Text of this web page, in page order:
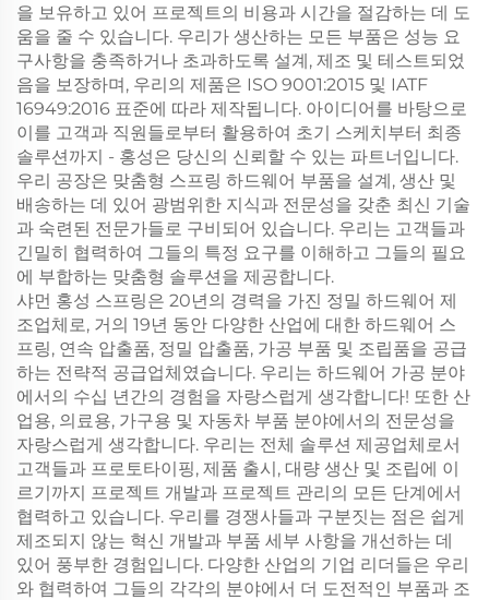
을 보유하고 있어 프로젝트의 비용과 시간을 절감하는 데 도
움을 줄 수 있습니다. 우리가 생산하는 모든 부품은 성능 요
구사항을 충족하거나 초과하도록 설계, 제조 및 테스트되었
음을 보장하며, 우리의 제품은 ISO 9001:2015 및 IATF
16949:2016 표준에 따라 제작됩니다. 아이디어를 바탕으로
이를 고객과 직원들로부터 활용하여 초기 스케치부터 최종
솔루션까지 - 홍성은 당신의 신뢰할 수 있는 파트너입니다.
우리 공장은 맞춤형 스프링 하드웨어 부품을 설계, 생산 및
배송하는 데 있어 광범위한 지식과 전문성을 갖춘 최신 기술
과 숙련된 전문가들로 구비되어 있습니다. 우리는 고객들과
긴밀히 협력하여 그들의 특정 요구를 이해하고 그들의 필요
에 부합하는 맞춤형 솔루션을 제공합니다.
샤먼 홍성 스프링은 20년의 경력을 가진 정밀 하드웨어 제
조업체로, 거의 19년 동안 다양한 산업에 대한 하드웨어 스
프링, 연속 압출품, 정밀 압출품, 가공 부품 및 조립품을 공급
하는 전략적 공급업체였습니다. 우리는 하드웨어 가공 분야
에서의 수십 년간의 경험을 자랑스럽게 생각합니다! 또한 산
업용, 의료용, 가구용 및 자동차 부품 분야에서의 전문성을
자랑스럽게 생각합니다. 우리는 전체 솔루션 제공업체로서
고객들과 프로토타이핑, 제품 출시, 대량 생산 및 조립에 이
르기까지 프로젝트 개발과 프로젝트 관리의 모든 단계에서
협력하고 있습니다. 우리를 경쟁사들과 구분짓는 점은 쉽게
제조되지 않는 혁신 개발과 부품 세부 사항을 개선하는 데
있어 풍부한 경험입니다. 다양한 산업의 기업 리더들은 우리
와 협력하여 그들의 각각의 분야에서 더 도전적인 부품과 조